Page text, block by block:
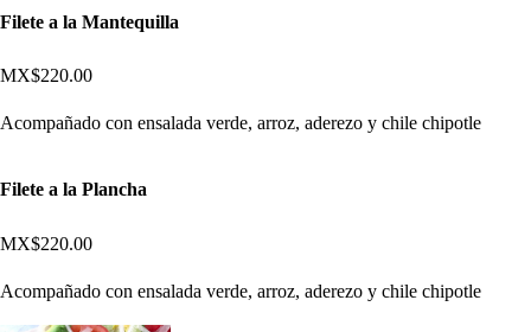
Filete a la Mantequilla
MX$220.00
Acompañado con ensalada verde, arroz, aderezo y chile chipotle
Filete a la Plancha
MX$220.00
Acompañado con ensalada verde, arroz, aderezo y chile chipotle